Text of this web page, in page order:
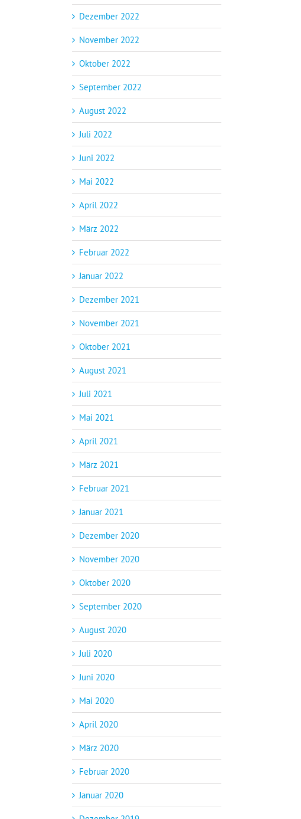
Dezember 2022
November 2022
Oktober 2022
September 2022
August 2022
Juli 2022
Juni 2022
Mai 2022
April 2022
März 2022
Februar 2022
Januar 2022
Dezember 2021
November 2021
Oktober 2021
August 2021
Juli 2021
Mai 2021
April 2021
März 2021
Februar 2021
Januar 2021
Dezember 2020
November 2020
Oktober 2020
September 2020
August 2020
Juli 2020
Juni 2020
Mai 2020
April 2020
März 2020
Februar 2020
Januar 2020